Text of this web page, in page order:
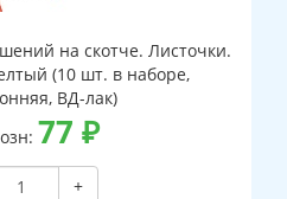
на скотче. Листочки.
(10 шт. в наборе,
ВД-лак)
77 ₽
+